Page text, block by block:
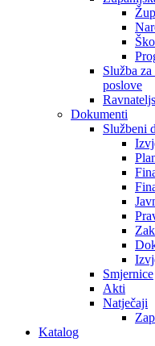
Služba
poslove
Dokumenti
Službeni
Smjernice
Akti
Natječaji
Katalog